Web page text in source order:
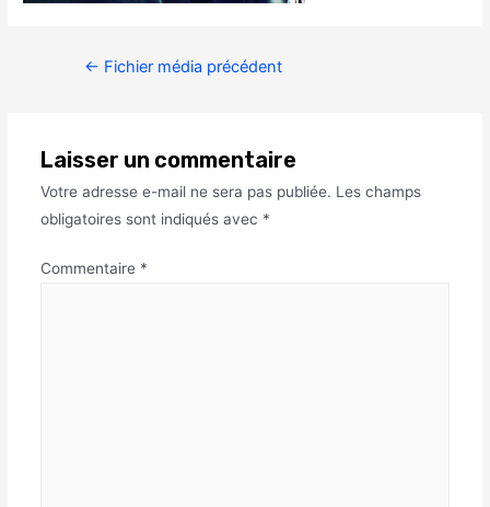
← Fichier média précédent
Laisser un commentaire
Votre adresse e-mail ne sera pas publiée. Les champs
obligatoires sont indiqués avec *
Commentaire *